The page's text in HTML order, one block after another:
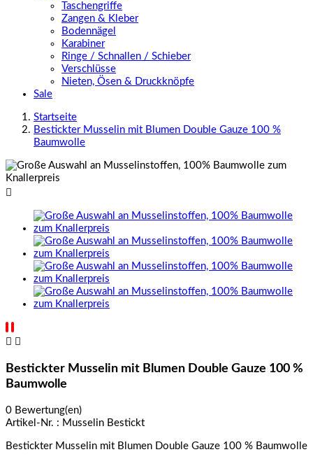
Taschengriffe
Zangen & Kleber
Bodennägel
Karabiner
Ringe / Schnallen / Schieber
Verschlüsse
Nieten, Ösen & Druckknöpfe
Sale
Startseite
Bestickter Musselin mit Blumen Double Gauze 100 %
Baumwolle

 
Bestickter Musselin mit Blumen Double Gauze 100 %
Baumwolle
0 Bewertung(en)
Artikel-Nr. : Musselin Bestickt
Bestickter Musselin mit Blumen Double Gauze 100 % Baumwolle